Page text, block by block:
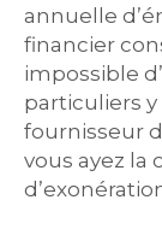
annuelle
financier
impossible
particuliers
fournisseur
vous ayez la